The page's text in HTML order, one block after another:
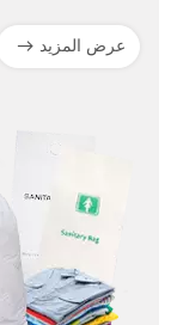
عرض المزيد